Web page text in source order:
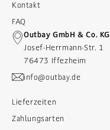
Kontakt
FAQ
Outbay GmbH & Co. KG
Josef-Herrmann-Str. 1
76473 Iffezheim
info@outbay.de
Lieferzeiten
Zahlungsarten